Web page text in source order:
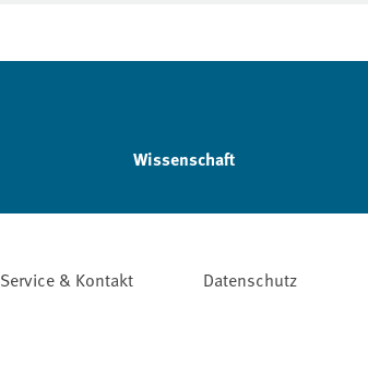
Wissenschaft
Service & Kontakt Datenschutz